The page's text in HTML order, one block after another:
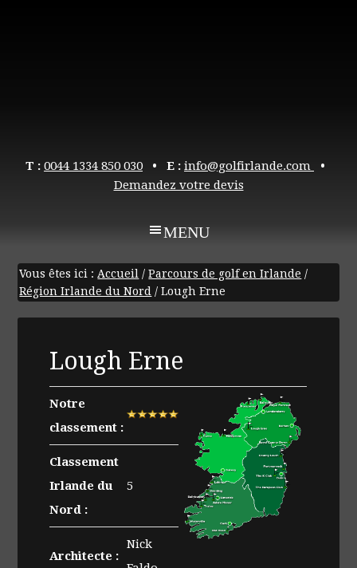
T : 0044 1334 850 030 • E : info@golfirlande.com
•
Demandez votre devis
Vous êtes ici :Accueil / Parcours de golf en Irlande /
Région Irlande du Nord / Lough Erne
Lough Erne
Notre
classement :
Classement
Irlande du
Nord :
5
Architecte :
Nick